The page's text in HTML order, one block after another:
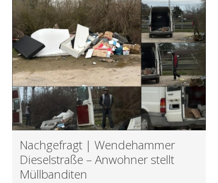
Nachgefragt | Wendehammer
Dieselstraße – Anwohner stellt
Müllbanditen